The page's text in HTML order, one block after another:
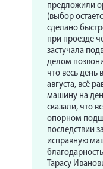
предложили
(выбор
сделано
при проезде
застучала
делом
что весь день
августа, всё
машину на
сказали, что
опорном
последствии
исправную
Тарасу